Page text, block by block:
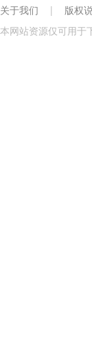
关于我们 | 版权
本网站资源仅可用于